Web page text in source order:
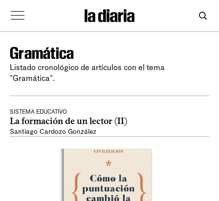
Gramática
Listado cronológico de artículos con el tema
"Gramática".
SISTEMA EDUCATIVO
La formación de un lector (II)
Santiago Cardozo González